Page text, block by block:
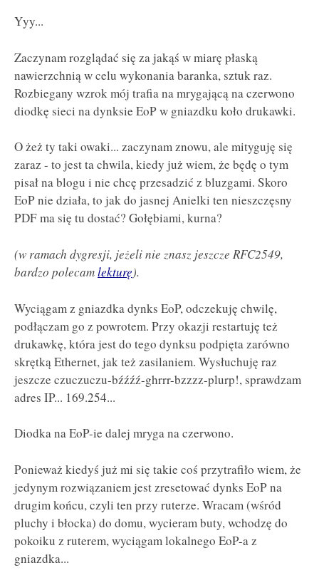
Yyy...
Zaczynam rozglądać się za jakąś w miarę płaską
nawierzchnią w celu wykonania baranka, sztuk raz.
Rozbiegany wzrok mój trafia na mrygającą na czerwono
diodkę sieci na dynksie EoP w gniazdku koło drukawki.
O żeż ty taki owaki... zaczynam znowu, ale mityguję się
zaraz - to jest ta chwila, kiedy już wiem, że będę o tym
pisał na blogu i nie chcę przesadzić z bluzgami. Skoro
EoP nie działa, to jak do jasnej Anielki ten nieszczęsny
PDF ma się tu dostać? Gołębiami, kurna?
(w ramach dygresji, jeżeli nie znasz jeszcze RFC2549,
bardzo polecamlekturę).
Wyciągam z gniazdka dynks EoP, odczekuję chwilę,
podłączam go z powrotem. Przy okazji restartuję też
drukawkę, która jest do tego dynksu podpięta zarówno
skrętką Ethernet, jak też zasilaniem. Wysłuchuję raz
jeszcze czuczuczu-bźźźź-ghrrr-bzzzz-plurp!, sprawdzam
adres IP... 169.254...
Diodka na EoP-ie dalej mryga na czerwono.
Ponieważ kiedyś już mi się takie coś przytrafiło wiem, że
jedynym rozwiązaniem jest zresetować dynks EoP na
drugim końcu, czyli ten przy ruterze. Wracam (wśród
pluchy i błocka) do domu, wycieram buty, wchodzę do
pokoiku z ruterem, wyciągam lokalnego EoP-a z
gniazdka...